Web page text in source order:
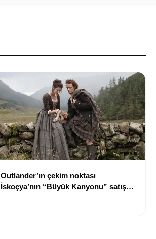
Outlander’ın çekim noktası
İskoçya’nın “Büyük Kanyonu” satışa